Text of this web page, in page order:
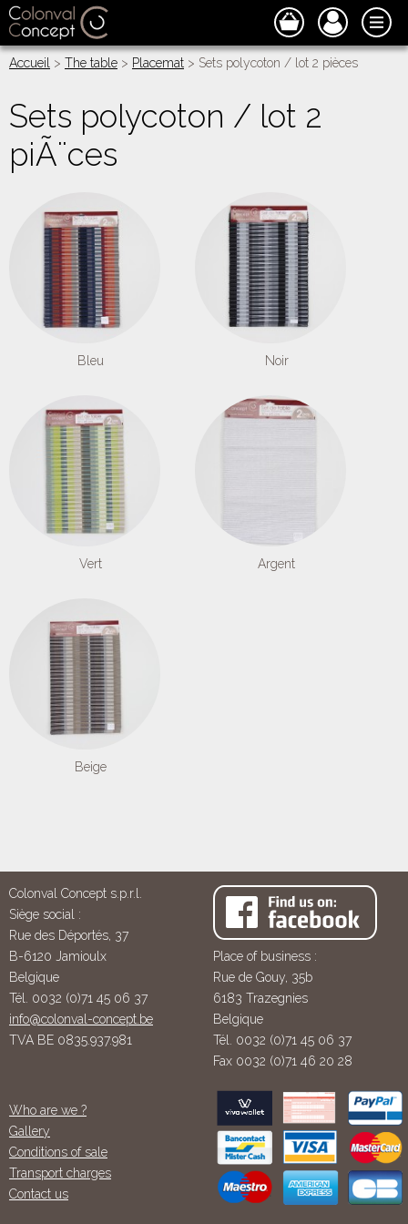
Accueil > The table > Placemat > Sets polycoton / lot 2 pièces
Sets polycoton / lot 2
piÃ¨ces
Bleu Noir
Vert Argent
Beige
Colonval Concept s.p.r.l.
Siège social :
Rue des Déportés, 37
B-6120 Jamioulx
Belgique
Tél. 0032 (0)71 45 06 37
info@colonval-concept.be
TVA BE 0835.937.981
Place of business :
Rue de Gouy, 35b
6183 Trazegnies
Belgique
Tél. 0032 (0)71 45 06 37
Fax 0032 (0)71 46 20 28
Who are we ?
Gallery
Conditions of sale
Transport charges
Contact us